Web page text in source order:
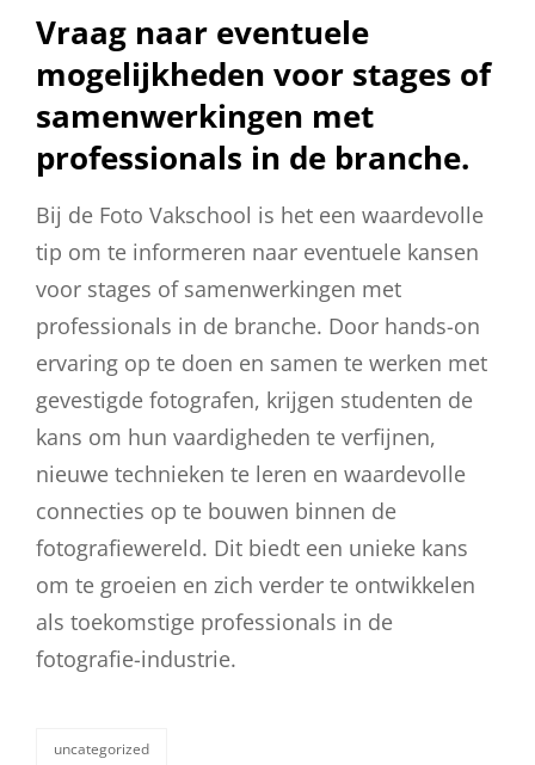
Vraag naar eventuele
mogelijkheden voor stages of
samenwerkingen met
professionals in de branche.
Bij de Foto Vakschool is het een waardevolle
tip om te informeren naar eventuele kansen
voor stages of samenwerkingen met
professionals in de branche. Door hands-on
ervaring op te doen en samen te werken met
gevestigde fotografen, krijgen studenten de
kans om hun vaardigheden te verfijnen,
nieuwe technieken te leren en waardevolle
connecties op te bouwen binnen de
fotografiewereld. Dit biedt een unieke kans
om te groeien en zich verder te ontwikkelen
als toekomstige professionals in de
fotografie-industrie.
uncategorized